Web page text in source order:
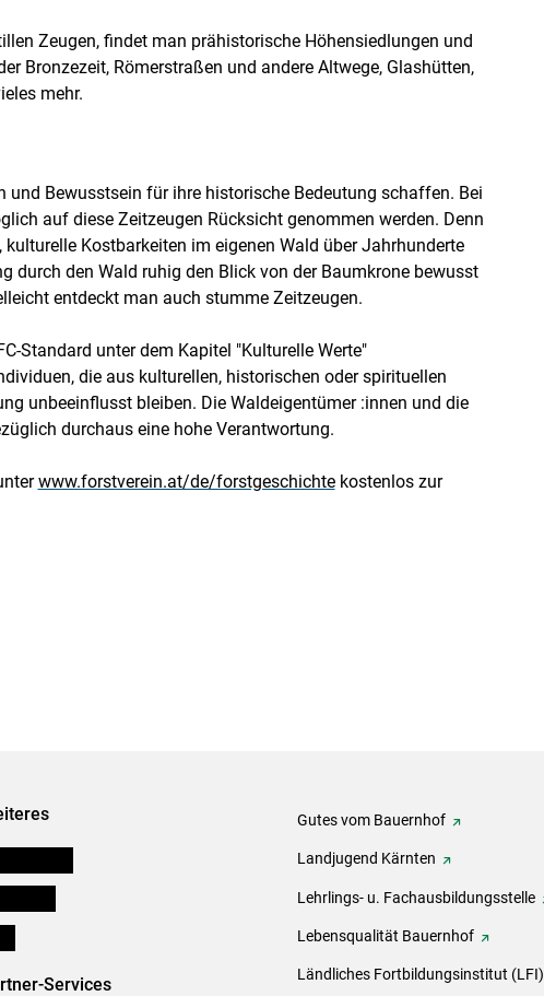
Zeugen, findet man prähistorische Höhensiedlungen und
Bronzezeit, Römerstraßen und andere Altwege, Glashütten,
mehr.
und Bewusstsein für ihre historische Bedeutung schaffen. Bei
auf diese Zeitzeugen Rücksicht genommen werden. Denn
Kostbarkeiten im eigenen Wald über Jahrhunderte
durch den Wald ruhig den Blick von der Baumkrone bewusst
entdeckt man auch stumme Zeitzeugen.
Standard unter dem Kapitel "Kulturelle Werte"
die aus kulturellen, historischen oder spirituellen
unbeeinflusst bleiben. Die Waldeigentümer :innen und die
durchaus eine hohe Verantwortung.
www.forstverein.at/de/forstgeschichtekostenlos zur
Services
Gutes vom Bauernhof
Landjugend Kärnten
Lehrlings- u. Fachausbildungsstelle
Lebensqualität Bauernhof
Ländliches Fortbildungsinstitut (LFI)